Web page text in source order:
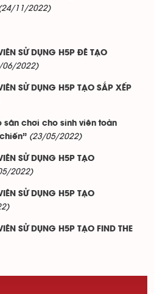
11/2022)
SỬ DỤNG H5P ĐÊ TẠO
06/2022)
SỬ DỤNG H5P TẠO SẮP XẾP
sân chơi cho sinh viên toàn
(23/05/2022)
SỬ DỤNG H5P TẠO
2022)
SỬ DỤNG H5P TẠO
SỬ DỤNG H5P TẠO FIND THE